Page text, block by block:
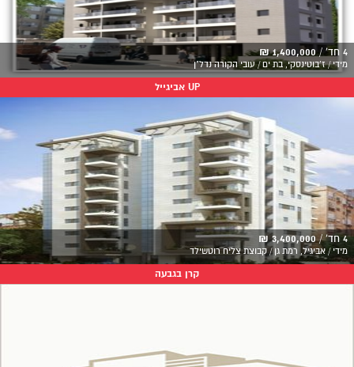
4 חד' / 1,400,000 ₪
מידי / ז'בוטינסקי, בת ים / עובי הקורה נדל"ן
UP אביגייל
4 חד' / 3,400,000 ₪
מידי / אביגיל, רמת גן / קבוצת צליח רוטשילד
קרן בגבעה